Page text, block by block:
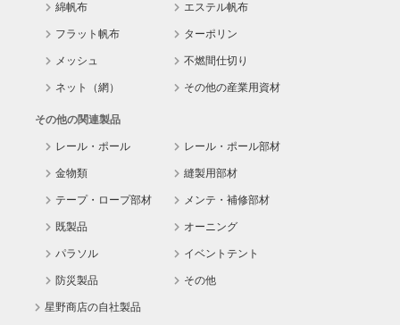
綿帆布 エステル帆布
フラット帆布 ターポリン
メッシュ 不燃間仕切り
ネット（網） その他の産業用資材
その他の関連製品
レール・ポール レール・ポール部材
金物類 縫製用部材
テープ・ロープ部材 メンテ・補修部材
既製品 オーニング
パラソル イベントテント
防災製品 その他
星野商店の自社製品